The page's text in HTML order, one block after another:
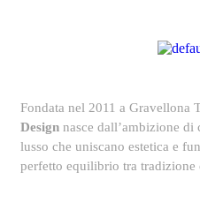
Fondata nel 2011 a Gravellona
Design nasce dall’ambizione di
lusso che uniscano estetica e
perfetto equilibrio tra tradizione